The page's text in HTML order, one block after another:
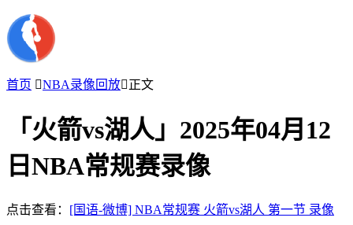
首页 NBA录像回放正文
「火箭vs湖人」2025年04月12
日NBA常规赛录像
点击查看： [国语-微博] NBA常规赛 火箭vs湖人 第一节 录像